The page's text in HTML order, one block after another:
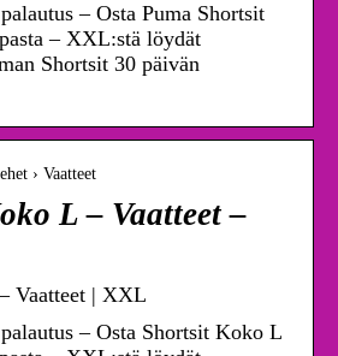
– Osta Puma Shortsit
– XXL:stä löydät
Shortsit 30 päivän
› Vaatteet
L – Vaatteet –
Vaatteet | XXL
– Osta Shortsit Koko L